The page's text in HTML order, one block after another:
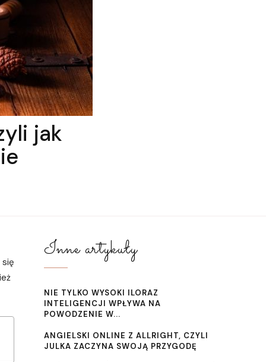
jak
Inne artykuły
NIE TYLKO WYSOKI ILORAZ
INTELIGENCJI WPŁYWA NA
POWODZENIE W...
ANGIELSKI ONLINE Z ALLRIGHT, CZYLI
JULKA ZACZYNA SWOJĄ PRZYGODĘ